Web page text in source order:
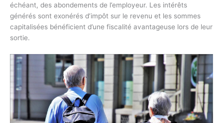
échéant, des abondements de l’employeur. Les intérêts
générés sont exonérés d’impôt sur le revenu et les sommes
capitalisées bénéficient d’une fiscalité avantageuse lors de leur
sortie.